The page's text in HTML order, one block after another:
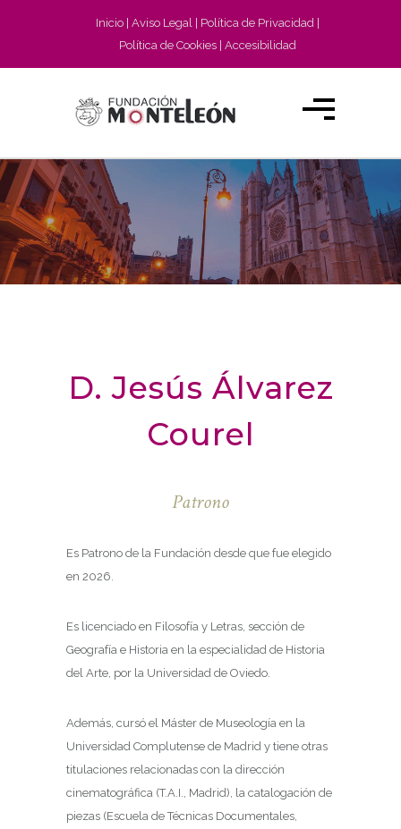
Inicio Aviso Legal
Política de Privacidad
Política de Cookies
Accesibilidad
D. Jesús Álvarez
Courel
Patrono
Es Patrono de la Fundación desde que fue elegido
en 2026.
Es licenciado en Filosofía y Letras, sección de
Geografía e Historia en la especialidad de Historia
del Arte, por la Universidad de Oviedo.
Además, cursó el Máster de Museología en la
Universidad Complutense de Madrid y tiene otras
titulaciones relacionadas con la dirección
cinematográfica (T.A.I., Madrid), la catalogación de
piezas (Escuela de Técnicas Documentales,